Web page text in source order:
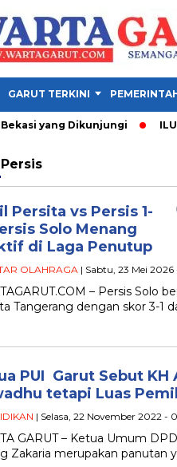
GARUT TERKINI
yang Dikunjungi ILUNI
Persis
Persita vs Persis 1-
Solo Menang
di Laga Penutup
OLAHRAGA | Sabtu, 23 Mei 2026
– Persis Solo
Tangerang dengan skor 3-1
PUI Garut Sebut
tetapi Luas
| Selasa, 22 November 2022 -
GARUT – Ketua Umum
Zakaria merupakan panutan